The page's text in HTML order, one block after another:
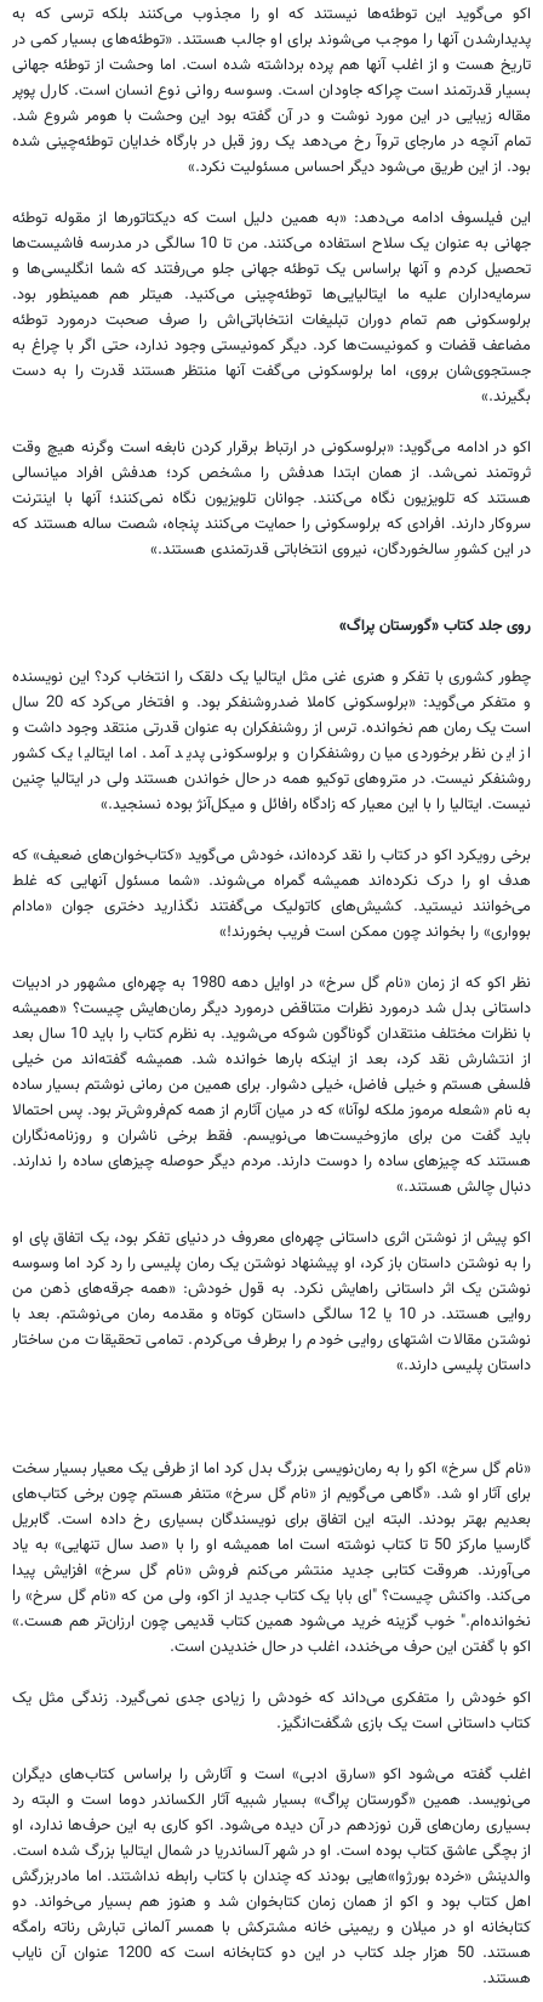
اکو می‌گوید این توطئه‌ها نیستند که او را مجذوب می‌کنند بلکه ترسی که به
پدیدارشدن آنها را موجب می‌شوند برای او جالب هستند. «توطئه‌های بسیار کمی در
تاریخ هست و از اغلب آنها هم پرده برداشته شده است. اما وحشت از توطئه جهانی
بسیار قدرتمند است چراکه جاودان است. وسوسه روانی نوع انسان است. کارل پوپر
مقاله زیبایی در این مورد نوشت و در آن گفته بود این وحشت با هومر شروع شد.
تمام آنچه در مارجای تروآ رخ می‌دهد یک روز قبل در بارگاه خدایان توطئه‌چینی شده
بود. از این طریق می‌شود دیگر احساس مسئولیت نکرد.»
این فیلسوف ادامه می‌دهد: «به همین دلیل است که دیکتاتورها از مقوله توطئه
جهانی به عنوان یک سلاح استفاده می‌کنند. من تا 10 سالگی در مدرسه فاشیست‌ها
تحصیل کردم و آنها براساس یک توطئه جهانی جلو می‌رفتند که شما انگلیسی‌ها و
سرمایه‌داران علیه ما ایتالیایی‌ها توطئه‌چینی می‌کنید. هیتلر هم همینطور بود.
برلوسکونی هم تمام دوران تبلیغات انتخاباتی‌اش را صرف صحبت درمورد توطئه
مضاعف قضات و کمونیست‌ها کرد. دیگر کمونیستی وجود ندارد، حتی اگر با چراغ به
جستجوی‌شان بروی، اما برلوسکونی می‌گفت آنها منتظر هستند قدرت را به دست
بگیرند.»
اکو در ادامه می‌گوید: «برلوسکونی در ارتباط برقرار کردن نابغه است وگرنه هیچ وقت
ثروتمند نمی‌شد. از همان ابتدا هدفش را مشخص کرد؛ هدفش افراد میانسالی
هستند که تلویزیون نگاه می‌کنند. جوانان تلویزیون نگاه نمی‌کنند؛ آنها با اینترنت
سروکار دارند. افرادی که برلوسکونی را حمایت می‌کنند پنجاه، شصت ساله‌ هستند که
در این کشورِ سالخوردگان، نیروی انتخاباتی قدرتمندی هستند.»
روی جلد کتاب «گورستان پراگ»
چطور کشوری با تفکر و هنری غنی مثل ایتالیا یک دلقک را انتخاب کرد؟ این نویسنده
و متفکر می‌گوید: «برلوسکونی کاملا ضدروشنفکر بود. و افتخار می‌کرد که 20 سال
است یک رمان هم نخوانده. ترس از روشنفکران به عنوان قدرتی منتقد وجود داشت و
از این نظر برخوردی میان روشنفکران و برلوسکونی پدید آمد. اما ایتالیا یک کشور
روشنفکر نیست. در متروهای توکیو همه در حال خواندن هستند ولی در ایتالیا چنین
نیست. ایتالیا را با این معیار که زادگاه رافائل و میکل‌آنژ بوده نسنجید.»
برخی رویکرد اکو در کتاب را نقد کرده‌اند، خودش می‌گوید «کتاب‌خوان‌های ضعیف» که
هدف او را درک نکرده‌اند همیشه گمراه می‌شوند. «شما مسئول آنهایی که غلط
می‌خوانند نیستید. کشیش‌های کاتولیک می‌گفتند نگذارید دختری جوان «مادام
بوواری» را بخواند چون ممکن است فریب بخورند!»
نظر اکو که از زمان «نام گل سرخ» در اوایل دهه 1980 به چهره‌ای مشهور در ادبیات
داستانی بدل شد درمورد نظرات متناقض درمورد دیگر رمان‌هایش چیست؟ «همیشه
با نظرات مختلف منتقدان گوناگون شوکه می‌شوید. به نظرم کتاب را باید 10 سال بعد
از انتشارش نقد کرد، بعد از اینکه بارها خوانده شد. همیشه گفته‌اند من خیلی
فلسفی هستم و خیلی فاضل، خیلی دشوار. برای همین من رمانی نوشتم بسیار ساده
به نام «شعله مرموز ملکه لوآنا» که در میان آثارم از همه کم‌فروش‌تر بود. پس احتمالا
باید گفت من برای مازوخیست‌ها می‌نویسم. فقط برخی ناشران و روزنامه‌نگاران
هستند که چیزهای ساده را دوست دارند. مردم دیگر حوصله چیزهای ساده را ندارند.
دنبال چالش هستند.»
اکو پیش از نوشتن اثری داستانی چهره‌ای معروف در دنیای تفکر بود، یک اتفاق پای او
را به نوشتن داستان باز کرد، او پیشنهاد نوشتن یک رمان پلیسی را رد کرد اما وسوسه
نوشتن یک اثر داستانی راهایش نکرد. به قول خودش: «همه جرقه‌های ذهن من
روایی هستند. در 10 یا 12 سالگی داستان کوتاه و مقدمه رمان می‌نوشتم. بعد با
نوشتن مقالات اشتهای روایی خودم را برطرف می‌کردم. تمامی تحقیقات من ساختار
داستان پلیسی دارند.»
«نام گل سرخ» اکو را به رمان‌نویسی بزرگ بدل کرد اما از طرفی یک معیار بسیار سخت
برای آثار او شد. «گاهی می‌گویم از «نام گل سرخ» متنفر هستم چون برخی کتاب‌های
بعدیم بهتر بودند. البته این اتفاق برای نویسندگان بسیاری رخ داده است. گابریل
گارسیا مارکز 50 تا کتاب نوشته است اما همیشه او را با «صد سال تنهایی» به یاد
می‌آورند. هروقت کتابی جدید منتشر می‌کنم فروش «نام گل سرخ» افزایش پیدا
می‌کند. واکنش چیست؟ "ای بابا یک کتاب جدید از اکو، ولی من که «نام گل سرخ» را
نخوانده‌ام." خوب گزینه خرید می‌شود همین کتاب قدیمی چون ارزان‌تر هم هست.»
اکو با گفتن این حرف می‌خندد، اغلب در حال خندیدن است.
اکو خودش را متفکری می‌داند که خودش را زیادی جدی نمی‌گیرد. زندگی مثل یک
کتاب داستانی است یک بازی شگفت‌انگیز.
اغلب گفته می‌شود اکو «سارق ادبی» است و آثارش را براساس کتاب‌های دیگران
می‌نویسد. همین «گورستان پراگ» بسیار شبیه آثار الکساندر دوما است و البته رد
بسیاری رمان‌های قرن نوزدهم در آن دیده می‌شود. اکو کاری به این حرف‌ها ندارد، او
از بچگی عاشق کتاب بوده است. او در شهر آلساندریا در شمال ایتالیا بزرگ شده است.
والدینش «خرده بورژوا»هایی بودند که چندان با کتاب رابطه نداشتند. اما مادربزرگش
اهل کتاب بود و اکو از همان زمان کتابخوان شد و هنوز هم بسیار می‌خواند. دو
کتابخانه او در میلان و ریمینی خانه مشترکش با همسر آلمانی تبارش رناته رامگه
هستند. 50 هزار جلد کتاب در این دو کتابخانه است که 1200 عنوان آن نایاب
هستند.